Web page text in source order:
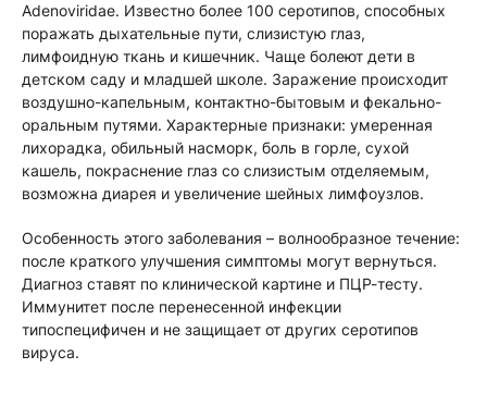
Adenoviridae. Известно более 100 серотипов, способных
поражать дыхательные пути, слизистую глаз,
лимфоидную ткань и кишечник. Чаще болеют дети в
детском саду и младшей школе. Заражение происходит
воздушно-капельным, контактно-бытовым и фекально-
оральным путями. Характерные признаки: умеренная
лихорадка, обильный насморк, боль в горле, сухой
кашель, покраснение глаз со слизистым отделяемым,
возможна диарея и увеличение шейных лимфоузлов.
Особенность этого заболевания – волнообразное течение:
после краткого улучшения симптомы могут вернуться.
Диагноз ставят по клинической картине и ПЦР-тесту.
Иммунитет после перенесенной инфекции
типоспецифичен и не защищает от других серотипов
вируса.